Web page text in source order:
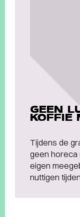
GEEN
KOFFIE
Tijdens de
geen horeca
eigen
nuttigen